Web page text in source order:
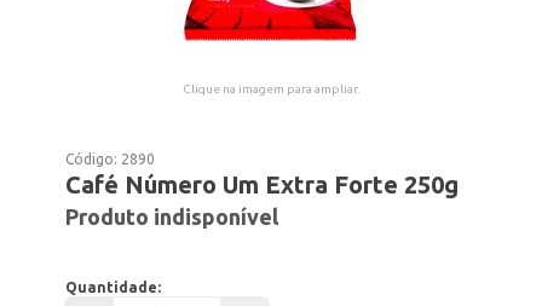
Clique na imagem para ampliar.
Código: 2890
Café Número Um Extra Forte 250g
Produto indisponível
Quantidade: